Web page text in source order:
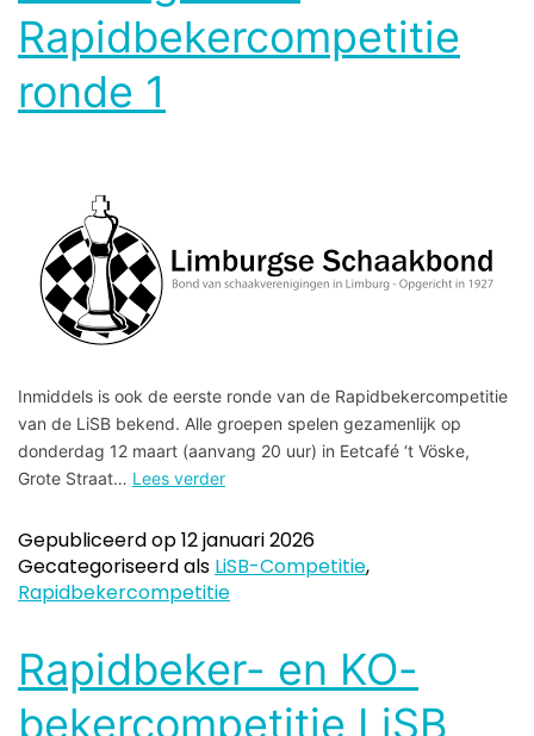
Rapidbekercompetitie
ronde 1
Inmiddels is ook de eerste ronde van de Rapidbekercompetitie
van de LiSB bekend. Alle groepen spelen gezamenlijk op
donderdag 12 maart (aanvang 20 uur) in Eetcafé ‘t Vöske,
Grote Straat… Lees verder
Gepubliceerd op12 januari 2026
Gecategoriseerd als LiSB-Competitie,
Rapidbekercompetitie
Rapidbeker- en KO-
bekercompetitie LiSB